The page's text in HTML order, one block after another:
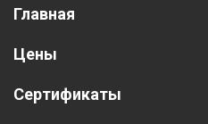
Главная
Цены
Сертификаты